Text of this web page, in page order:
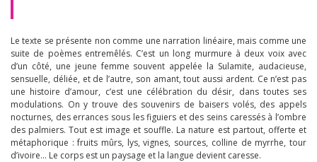
Le texte se présente non comme une narration linéaire, mais comme une
suite de poèmes entremêlés. C’est un long murmure à deux voix avec
d’un côté, une jeune femme souvent appelée la Sulamite, audacieuse,
sensuelle, déliée, et de l’autre, son amant, tout aussi ardent. Ce n’est pas
une histoire d’amour, c’est une célébration du désir, dans toutes ses
modulations. On y trouve des souvenirs de baisers volés, des appels
nocturnes, des errances sous les figuiers et des seins caressés à l’ombre
des palmiers. Tout est image et souffle. La nature est partout, offerte et
métaphorique : fruits mûrs, lys, vignes, sources, colline de myrrhe, tour
d’ivoire… Le corps est un paysage et la langue devient caresse.